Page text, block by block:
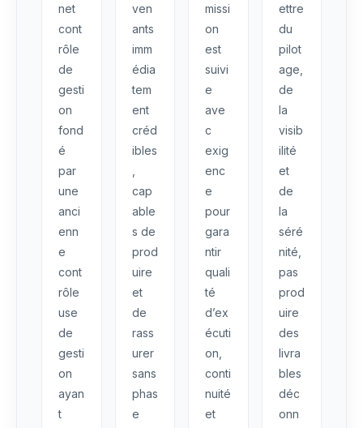
net
cont
rôle
de
gesti
on
fond
é
par
une
anci
enn
e
cont
rôle
use
de
gesti
on
ayan
t
ven
ants
imm
édia
tem
ent
créd
ibles
cap
able
s de
prod
uire
et
de
rass
urer
sans
phas
e
missi
on
est
suivi
e
ave
c
exig
enc
e
pour
gara
ntir
quali
té
d’ex
écuti
on,
conti
nuité
et
ettre
du
pilot
age,
de
la
visib
ilité
et
de
la
séré
nité,
pas
prod
uire
des
livra
bles
déc
onn